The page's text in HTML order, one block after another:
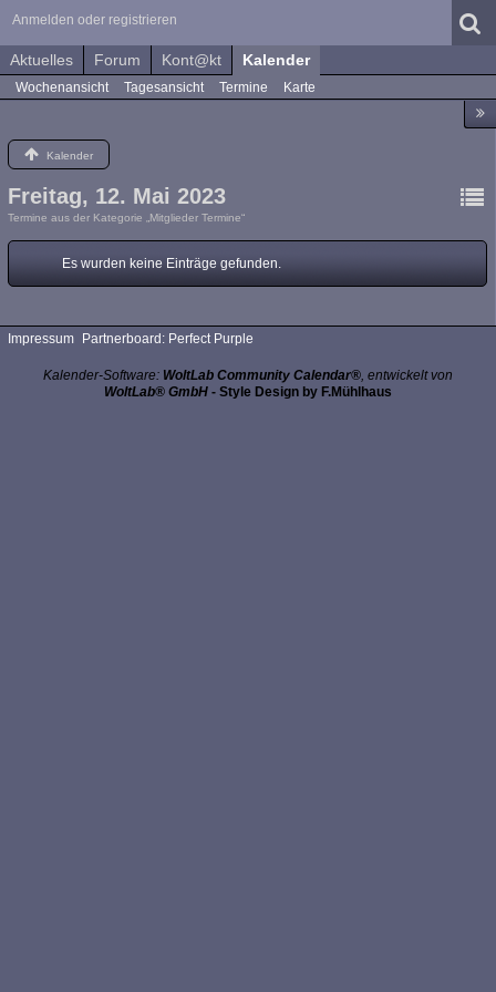
Anmelden oder registrieren
Aktuelles Forum Kont@kt Kalender
Wochenansicht Tagesansicht Termine Karte
Kalender
Freitag, 12. Mai 2023
Termine aus der Kategorie „Mitglieder Termine“
Es wurden keine Einträge gefunden.
Impressum Partnerboard: Perfect Purple
Kalender-Software: WoltLab Community Calendar®, entwickelt von
WoltLab® GmbH